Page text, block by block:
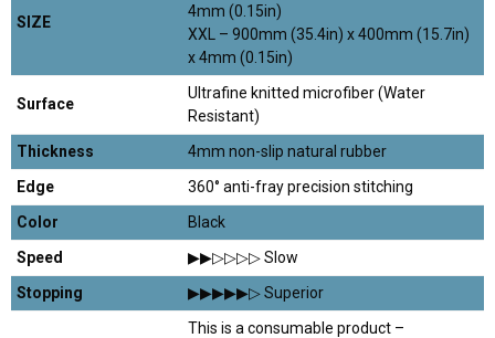
SIZE
4mm (0.15in)
XXL – 900mm (35.4in) x 400mm (15.7in)
x 4mm (0.15in)
Surface
Ultrafine knitted microfiber (Water
Resistant)
Thickness
4mm non-slip natural rubber
Edge
360° anti-fray precision stitching
Color
Black
Speed
▶︎▶︎▷▷▷▷ Slow
Stopping
▶︎▶︎▶︎▶︎▶︎▷ Superior
This is a consumable product –